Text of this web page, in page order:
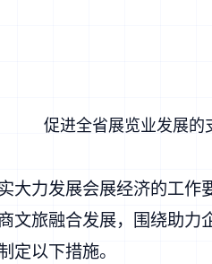
促进全省展览业发展的
大力发展会展经济的工
文旅融合发展，围绕助
定以下措施。